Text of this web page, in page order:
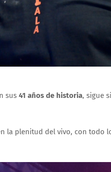
sus 41 años de historia, sigue
la plenitud del vivo, con todo